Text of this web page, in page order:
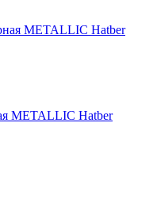
METALLIC Hatber